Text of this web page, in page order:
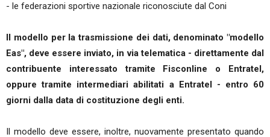
- le federazioni sportive nazionale riconosciute dal Coni
Il modello per la trasmissione dei dati, denominato "modello
Eas", deve essere inviato, in via telematica - direttamente dal
contribuente interessato tramite Fisconline o Entratel,
oppure tramite intermediari abilitati a Entratel - entro 60
giorni dalla data di costituzione degli enti.
Il modello deve essere, inoltre, nuovamente presentato quando